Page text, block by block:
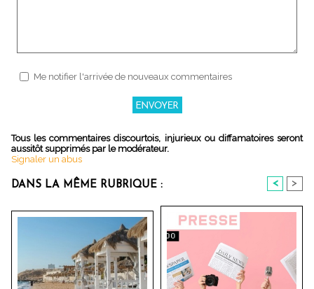
Me notifier l'arrivée de nouveaux commentaires
Tous les commentaires discourtois, injurieux ou diffamatoires seront
aussitôt supprimés par le modérateur.
Signaler un abus
DANS LA MÊME RUBRIQUE : < >